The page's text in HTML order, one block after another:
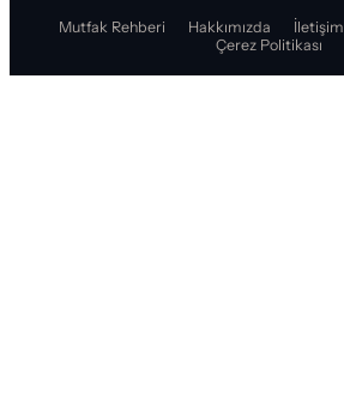
Mutfak Rehberi Hakkımızda İletişim
Çerez Politikası